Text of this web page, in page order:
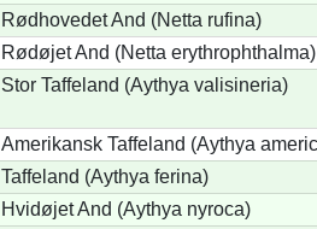
Rødhovedet And (Netta rufina)
Rødøjet And (Netta erythrophthalma)
Stor Taffeland (Aythya valisineria)
Amerikansk Taffeland (Aythya
Taffeland (Aythya ferina)
Hvidøjet And (Aythya nyroca)